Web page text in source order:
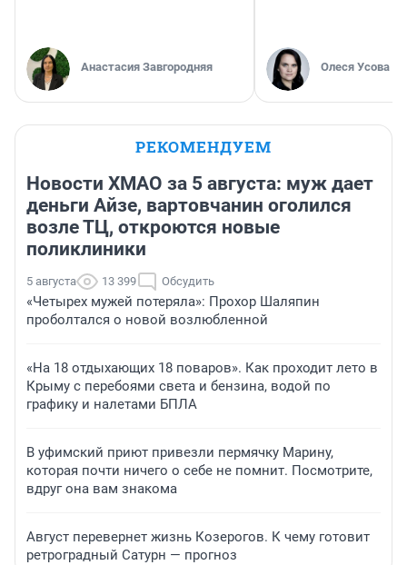
Анастасия Завгородняя Олеся Усова
РЕКОМЕНДУЕМ
Новости ХМАО за 5 августа: муж дает
деньги Айзе, вартовчанин оголился
возле ТЦ, откроются новые
поликлиники
5 августа 13 399 Обсудить
«Четырех мужей потеряла»: Прохор Шаляпин
проболтался о новой возлюбленной
«На 18 отдыхающих 18 поваров». Как проходит лето в
Крыму с перебоями света и бензина, водой по
графику и налетами БПЛА
В уфимский приют привезли пермячку Марину,
которая почти ничего о себе не помнит. Посмотрите,
вдруг она вам знакома
Август перевернет жизнь Козерогов. К чему готовит
ретроградный Сатурн — прогноз